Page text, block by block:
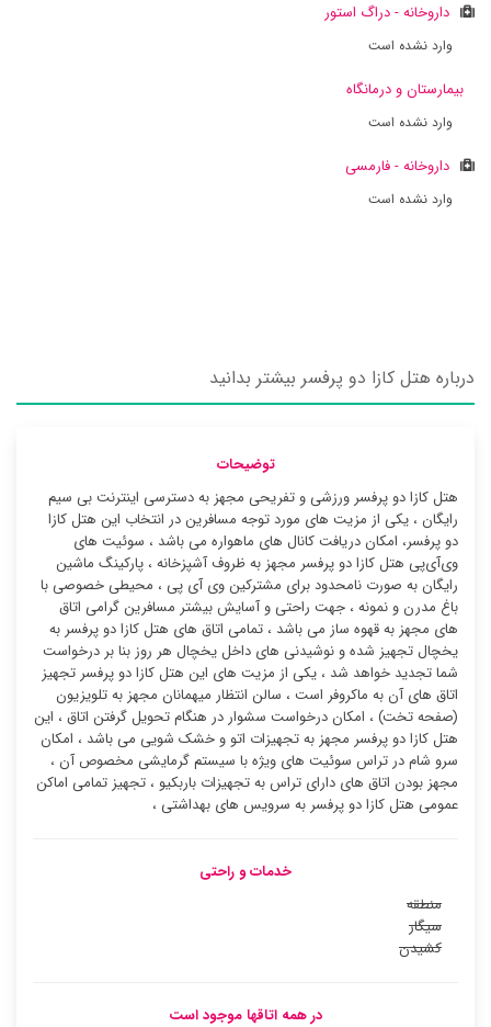
داروخانه - دراگ استور
وارد نشده است
بیمارستان و درمانگاه
وارد نشده است
داروخانه - فارمسی
وارد نشده است
درباره هتل کازا دو پرفسر بیشتر بدانید
توضیحات
هتل کازا دو پرفسر ورزشی و تفریحی مجهز به دسترسی اینترنت بی سیم
رایگان ، یکی از مزیت های مورد توجه مسافرین در انتخاب این هتل کازا
دو پرفسر، امکان دریافت کانال های ماهواره می باشد ، سوئیت ‌های
وی‌آی‌پی هتل کازا دو پرفسر مجهز به ظروف آشپزخانه ، پارکینگ ماشین
رایگان به صورت نامحدود برای مشترکین وی آی پی ، محیطی خصوصی با
باغ مدرن و نمونه ، جهت راحتی و آسایش بیشتر مسافرین گرامی اتاق
های مجهز به قهوه ساز می باشد ، تمامی اتاق های هتل کازا دو پرفسر به
یخچال تجهیز شده و نوشیدنی های داخل یخچال هر روز بنا بر درخواست
شما تجدید خواهد شد ، یکی از مزیت های این هتل کازا دو پرفسر تجهیز
اتاق های آن به ماکروفر است ، سالن انتظار میهمانان مجهز به تلویزیون
(صفحه تخت) ، امکان درخواست سشوار در هنگام تحویل گرفتن اتاق ، این
هتل کازا دو پرفسر مجهز به تجهیزات اتو و خشک شویی می باشد ، امکان
سرو شام در تراس سوئیت ‌های ویژه با سیستم گرمایشی مخصوص آن ،
مجهز بودن اتاق های دارای تراس به تجهیزات باربکیو ، تجهیز تمامی اماکن
عمومی هتل کازا دو پرفسر به سرویس های بهداشتی ،
خدمات و راحتی
منطقه
سیگار
کشیدن
در همه اتاقها موجود است